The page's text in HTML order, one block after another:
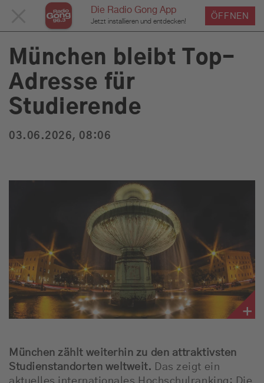
Die Radio Gong App
Jetzt installieren und entdecken!
ÖFFNEN
SCHLIESSEN
Service
Programm
Werbung
Du bist hier: Home Service News News Detailseite
München bleibt Top-
Adresse für
Studierende
03.06.2026, 08:06
München zählt weiterhin zu den attraktivsten
Studienstandorten weltweit. Das zeigt ein